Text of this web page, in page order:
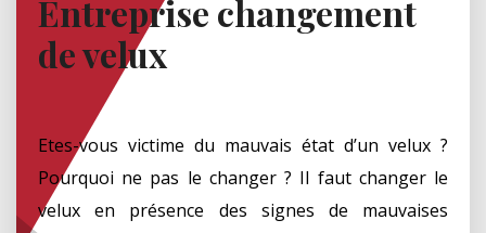
Entreprise changement
de velux
Etes-vous victime du mauvais état d’un velux ?
Pourquoi ne pas le changer ? Il faut changer le
velux en présence des signes de mauvaises